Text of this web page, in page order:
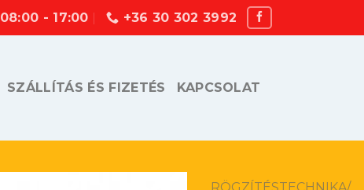
08:00 - 17:00 +36 30 302 3992
SZÁLLÍTÁS ÉS FIZETÉS KAPCSOLAT